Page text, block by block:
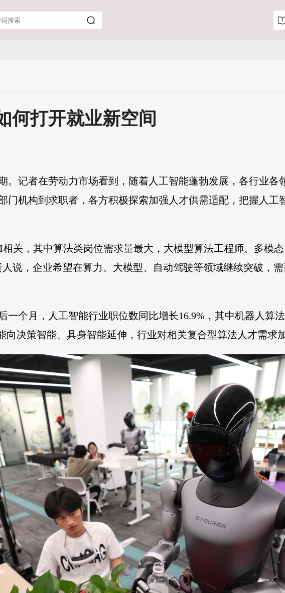
何打开就业新空间
。记者在劳动力市场看到，随着人工智能蓬勃发展，各行业各
门机构到求职者，各方积极探索加强人才供需适配，把握人工
关，其中算法类岗位需求量最大，大模型算法工程师、多模
说，企业希望在算力、大模型、自动驾驶等领域继续突破，
一个月，人工智能行业职位数同比增长16.9%，其中机器人算
向决策智能、具身智能延伸，行业对相关复合型算法人才需求